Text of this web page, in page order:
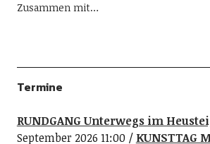
Zusammen mit…
Termine
RUNDGANG Unterwegs im
September 2026 11:00
KUNSTTAG